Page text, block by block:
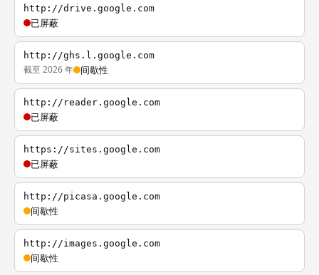
http://drive.google.com
已屏蔽
http://ghs.l.google.com
截至 2026 年 间歇性
http://reader.google.com
已屏蔽
https://sites.google.com
已屏蔽
http://picasa.google.com
间歇性
http://images.google.com
间歇性